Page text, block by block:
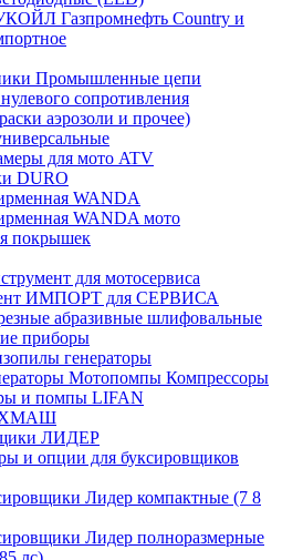
Газпромнефть Country и
Промышленные цепи
сопротивления
аэрозоли и прочее)
для мото ATV
DURO
WANDA
WANDA мото
покрышек
для мотосервиса
ИМПОРТ для СЕРВИСА
абразивные шлифовальные
приборы
генераторы
Мотопомпы Компрессоры
и помпы LIFAN
ЛИДЕР
и опции для буксировщиков
Лидер компактные (7 8
Лидер полноразмерные